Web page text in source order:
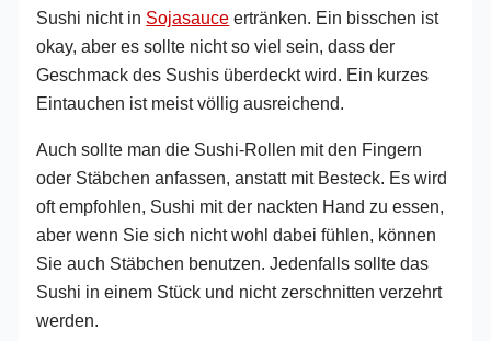
Sushi nicht in Sojasauce ertränken. Ein bisschen ist
okay, aber es sollte nicht so viel sein, dass der
Geschmack des Sushis überdeckt wird. Ein kurzes
Eintauchen ist meist völlig ausreichend.
Auch sollte man die Sushi-Rollen mit den Fingern
oder Stäbchen anfassen, anstatt mit Besteck. Es wird
oft empfohlen, Sushi mit der nackten Hand zu essen,
aber wenn Sie sich nicht wohl dabei fühlen, können
Sie auch Stäbchen benutzen. Jedenfalls sollte das
Sushi in einem Stück und nicht zerschnitten verzehrt
werden.